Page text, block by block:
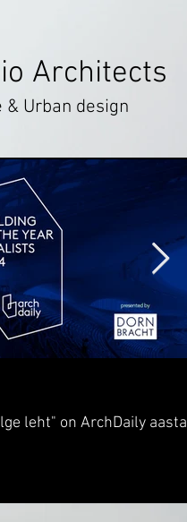
Architects
Urban design
leht" on ArchDaily aasta